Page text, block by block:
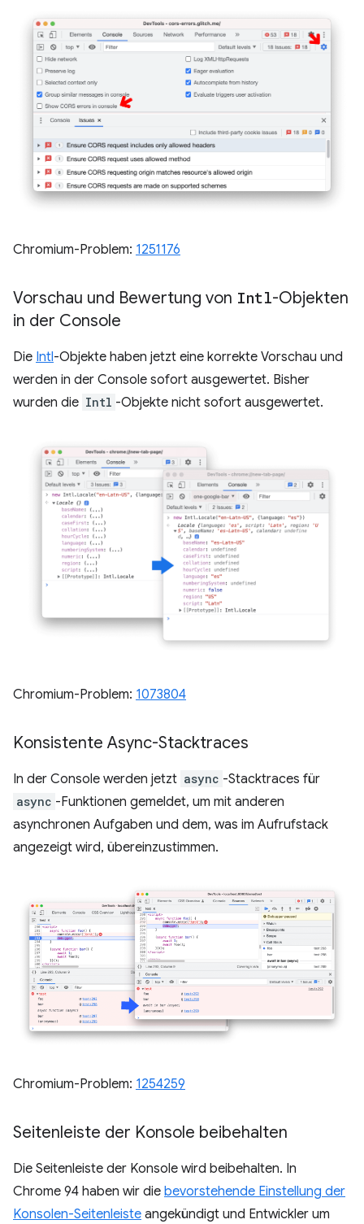
Chromium-Problem: 1251176
Vorschau und Bewertung von Intl-Objekten
in der Console
Die Intl-Objekte haben jetzt eine korrekte Vorschau und
werden in der Console sofort ausgewertet. Bisher
wurden die Intl -Objekte nicht sofort ausgewertet.
Chromium-Problem: 1073804
Konsistente Async-Stacktraces
In der Console werden jetzt async -Stacktraces für
async -Funktionen gemeldet, um mit anderen
asynchronen Aufgaben und dem, was im Aufrufstack
angezeigt wird, übereinzustimmen.
Chromium-Problem: 1254259
Seitenleiste der Konsole beibehalten
Die Seitenleiste der Konsole wird beibehalten. In
Chrome 94 haben wir die bevorstehende Einstellung der
Konsolen-Seitenleiste angekündigt und Entwickler um